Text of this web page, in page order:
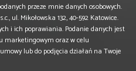
przeze mnie danych osobowych.
ul. Mikołowska 132, 40-592 Katowice.
i ich poprawiania. Podanie danych jest
marketingowym oraz w celu
lub do podjęcia działań na Twoje